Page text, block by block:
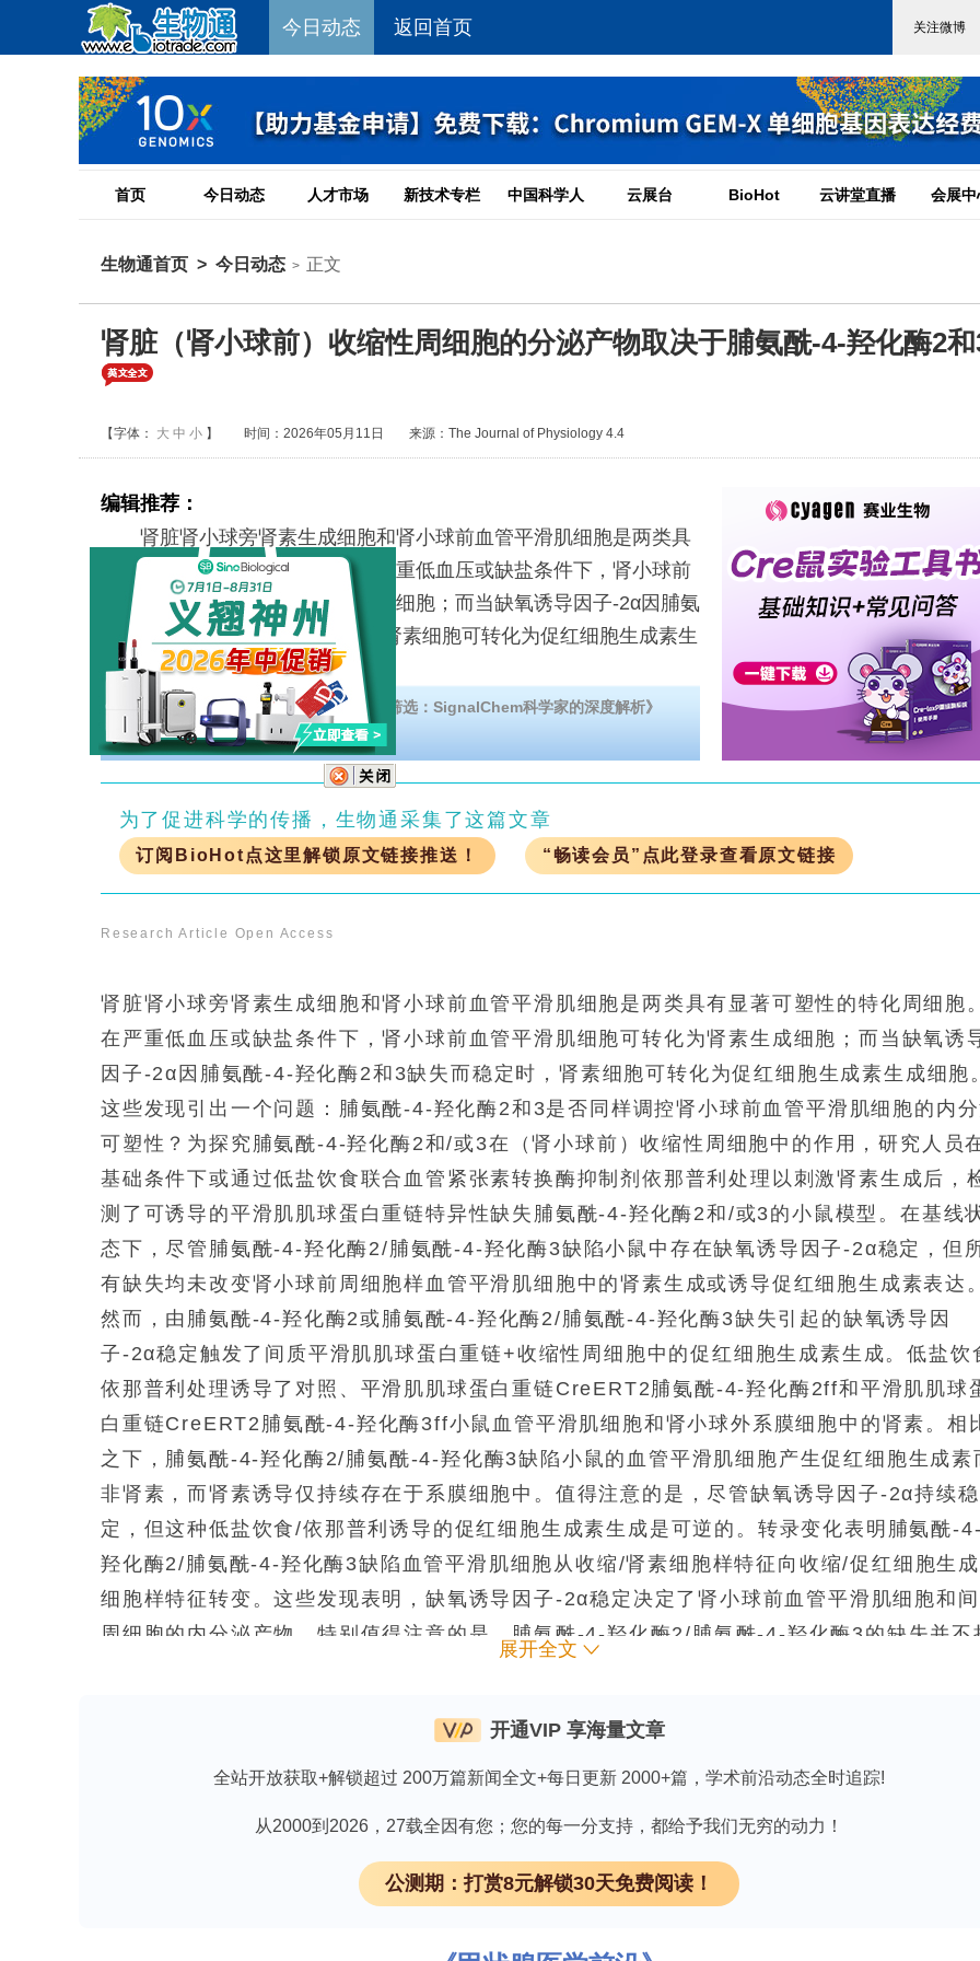
今日动态 返回首页
首页 今日动态 人才市场 新技术专栏 中国科学人 云展台 BioHot 云讲堂直播 会展中
生物通首页 > 今日动态 > 正文
肾脏（肾小球前）收缩性周细胞的分泌产物取决于脯氨酰-4-羟化酶2
【字体： 大 中 小 】 时间：2026年05月11日 来源：The Journal of Physiology 4.4
编辑推荐：
肾脏肾小球旁肾素生成细胞和肾小球前血管平滑肌细胞是两类具
有显著可塑性的特化周细胞。在严重低血压或缺盐条件下，肾小球前
血管平滑肌细胞可转化为肾素生成细胞；而当缺氧诱导因子-2α因脯氨
酰-4-羟化酶2和3缺失而稳定时，肾素细胞可转化为促红细胞生成素生
成细胞。这些发
深度解析欢迎下载《激酶活性检测与药物筛选：SignalChem科学家的深度解析》
为了促进科学的传播，生物通采集了这篇文章
订阅BioHot点这里解锁原文链接推送！ “畅读会员”点此登录查看原文链接
Research Article Open Access
肾脏肾小球旁肾素生成细胞和肾小球前血管平滑肌细胞是两类具有显著可塑性的特化周细胞
在严重低血压或缺盐条件下，肾小球前血管平滑肌细胞可转化为肾素生成细胞；而当缺氧诱
因子-2α因脯氨酰-4-羟化酶2和3缺失而稳定时，肾素细胞可转化为促红细胞生成素生成细胞
这些发现引出一个问题：脯氨酰-4-羟化酶2和3是否同样调控肾小球前血管平滑肌细胞的内
可塑性？为探究脯氨酰-4-羟化酶2和/或3在（肾小球前）收缩性周细胞中的作用，研究人员
基础条件下或通过低盐饮食联合血管紧张素转换酶抑制剂依那普利处理以刺激肾素生成后，
测了可诱导的平滑肌肌球蛋白重链特异性缺失脯氨酰-4-羟化酶2和/或3的小鼠模型。在基线
态下，尽管脯氨酰-4-羟化酶2/脯氨酰-4-羟化酶3缺陷小鼠中存在缺氧诱导因子-2α稳定，但
有缺失均未改变肾小球前周细胞样血管平滑肌细胞中的肾素生成或诱导促红细胞生成素表达
然而，由脯氨酰-4-羟化酶2或脯氨酰-4-羟化酶2/脯氨酰-4-羟化酶3缺失引起的缺氧诱导因
子-2α稳定触发了间质平滑肌肌球蛋白重链+收缩性周细胞中的促红细胞生成素生成。低盐饮
依那普利处理诱导了对照、平滑肌肌球蛋白重链CreERT2脯氨酰-4-羟化酶2ff和平滑肌肌球
白重链CreERT2脯氨酰-4-羟化酶3ff小鼠血管平滑肌细胞和肾小球外系膜细胞中的肾素。相
之下，脯氨酰-4-羟化酶2/脯氨酰-4-羟化酶3缺陷小鼠的血管平滑肌细胞产生促红细胞生成素
非肾素，而肾素诱导仅持续存在于系膜细胞中。值得注意的是，尽管缺氧诱导因子-2α持续稳
定，但这种低盐饮食/依那普利诱导的促红细胞生成素生成是可逆的。转录变化表明脯氨酰-
羟化酶2/脯氨酰-4-羟化酶3缺陷血管平滑肌细胞从收缩/肾素细胞样特征向收缩/促红细胞生
细胞样特征转变。这些发现表明，缺氧诱导因子-2α稳定决定了肾小球前血管平滑肌细胞和
周细胞的内分泌产物。特别值得注意的是，脯氨酰-4-羟化酶2/脯氨酰-4-羟化酶3的缺失并不
欢迎免费下载技术干货《重组蛋白表达过程中遇到的问题及解决方案！》
肾脏承担着重要的内分泌功能，主要包括由肾小球旁器特化的肌内分泌性周细胞样细胞产生
肾素，以及由位于皮髓质交界处的间质血小板衍生生长因子受体-β阳性成纤维细胞/周细胞产
展开全文
开通VIP 享海量文章
全站开放获取+解锁超过 200万篇新闻全文+每日更新 2000+篇，学术前沿动态全时追踪!
从2000到2026，27载全因有您；您的每一分支持，都给予我们无穷的动力！
公测期：打赏8元解锁30天免费阅读！